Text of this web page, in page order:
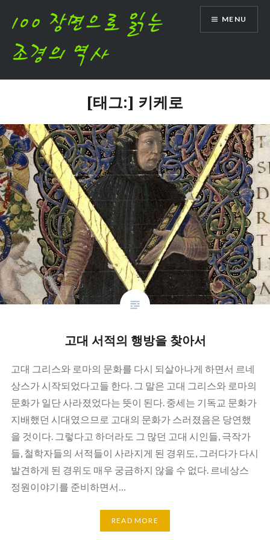
MENU
[태그:] 키케로
고대 서적의 행방을 찾아서
고대 그리스와 로마의 문화를 다시 되살아나게 하면서 르네
상스가 시작되었다고들 한다. 그 말은 고대 그리스와 로마의
문화가 일단 사라졌었다는 뜻이 된다. 중세는 기독교 문화가
지배했던 시대였으므로 고대의 문화가 스러졌음은 당연했
을 것이다. 그렇다고 하더라도 그 많던 고대 시인들, 극작가
들, 철학자들의 서적들이 사라지게 된 경위도, 그러다가 다시
발견하게 된 경위도 매우 궁금하지 않을 수 없다. 르네상스
정원이야기를 준비하면서…
READ MORE